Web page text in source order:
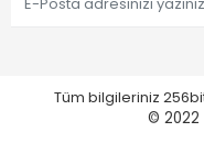
Tüm bilgileriniz
© 2022